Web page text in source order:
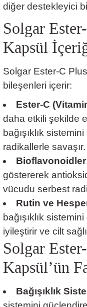
diğer destekleyici
Solgar
Kapsül
Solgar Ester-C
bileşenleri içerir:
Ester-C
daha etkili şekilde
bağışıklık
radikallerle savaşır.
göstererek
vücudu serbest
Rutin ve
bağışıklık
iyileştirir ve cilt
Solgar
Kapsül’ün
Bağışıklık